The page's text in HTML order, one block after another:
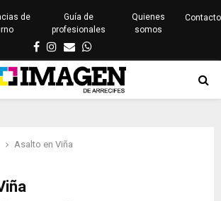
de
Guía de
profesionales
Quienes
somos
Contacto
Facebook
Instagram
EmailWhatsapp
Asalto en Viña